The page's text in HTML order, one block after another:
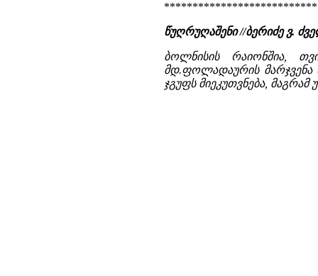
წუღრუღაშენი //ბერიძე ვ.
ბოლნისის რაიონშია,
მდ.ფოლადაურის მარჯვენა
ჯგუფს მიეკუთვნება,